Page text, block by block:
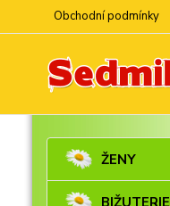
Obchodní podmínky
ŽENY
BIŽUTERIE